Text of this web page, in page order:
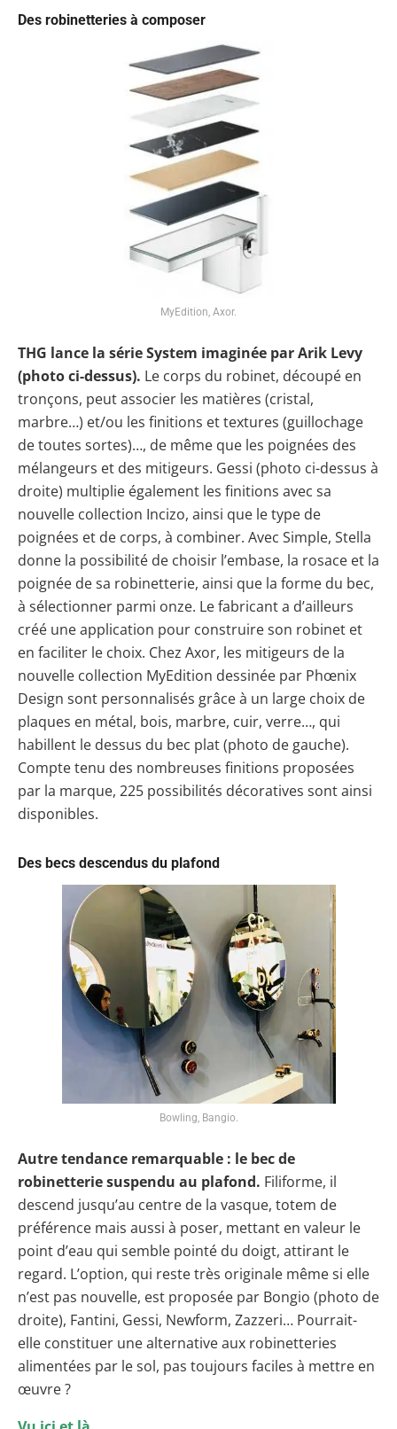
Des robinetteries à composer
MyEdition, Axor.
THG lance la série System imaginée par Arik Levy
(photo ci-dessus). Le corps du robinet, découpé en
tronçons, peut associer les matières (cristal,
marbre…) et/ou les finitions et textures (guillochage
de toutes sortes)…, de même que les poignées des
mélangeurs et des mitigeurs. Gessi (photo ci-dessus à
droite) multiplie également les finitions avec sa
nouvelle collection Incizo, ainsi que le type de
poignées et de corps, à combiner. Avec Simple, Stella
donne la possibilité de choisir l’embase, la rosace et la
poignée de sa robinetterie, ainsi que la forme du bec,
à sélectionner parmi onze. Le fabricant a d’ailleurs
créé une application pour construire son robinet et
en faciliter le choix. Chez Axor, les mitigeurs de la
nouvelle collection MyEdition dessinée par Phœnix
Design sont personnalisés grâce à un large choix de
plaques en métal, bois, marbre, cuir, verre…, qui
habillent le dessus du bec plat (photo de gauche).
Compte tenu des nombreuses finitions proposées
par la marque, 225 possibilités décoratives sont ainsi
disponibles.
Des becs descendus du plafond
Bowling, Bangio.
Autre tendance remarquable : le bec de
robinetterie suspendu au plafond. Filiforme, il
descend jusqu’au centre de la vasque, totem de
préférence mais aussi à poser, mettant en valeur le
point d’eau qui semble pointé du doigt, attirant le
regard. L’option, qui reste très originale même si elle
n’est pas nouvelle, est proposée par Bongio (photo de
droite), Fantini, Gessi, Newform, Zazzeri… Pourrait-
elle constituer une alternative aux robinetteries
alimentées par le sol, pas toujours faciles à mettre en
œuvre ?